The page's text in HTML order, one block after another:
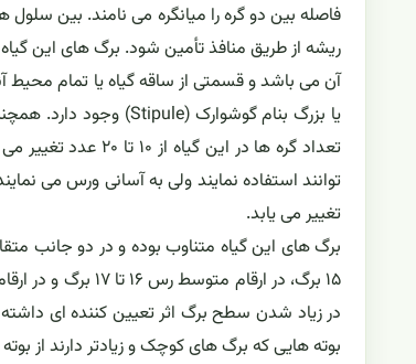
فاصله بین دو گره را میانگره می نامند. بین
ریشه از طریق منافذ تأمین شود. برگ های این
آن می باشد و قسمتی از ساقه گیاه یا تمام محیط
تغییر می یابد.
بوته هایی که برگ های کوچک و زیادتر دارند از